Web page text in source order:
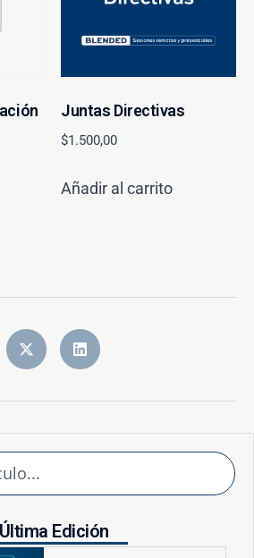
Juntas Directivas
$1.500,00
Añadir al carrito
Última Edición